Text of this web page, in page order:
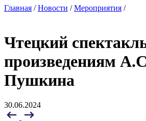
Главная /Новости /Мероприятия /
Чтецкий
произведениям
Пушкина
30.06.2024